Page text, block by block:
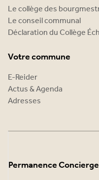
Le collège des
Le conseil communal
Déclaration du Collège
Votre commune
E-Reider
Actus & Agenda
Adresses
Permanence